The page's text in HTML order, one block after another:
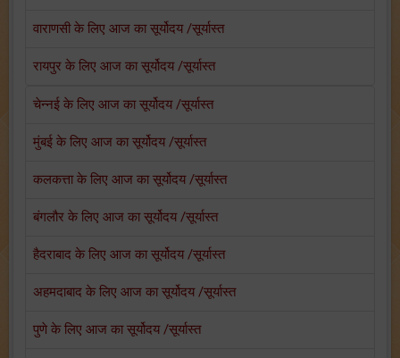
वाराणसी के लिए आज का सूर्योदय /सूर्यास्त
रायपुर के लिए आज का सूर्योदय /सूर्यास्त
चेन्नई के लिए आज का सूर्योदय /सूर्यास्त
मुंबई के लिए आज का सूर्योदय /सूर्यास्त
कलकत्ता के लिए आज का सूर्योदय /सूर्यास्त
बंगलौर के लिए आज का सूर्योदय /सूर्यास्त
हैदराबाद के लिए आज का सूर्योदय /सूर्यास्त
अहमदाबाद के लिए आज का सूर्योदय /सूर्यास्त
पुणे के लिए आज का सूर्योदय /सूर्यास्त